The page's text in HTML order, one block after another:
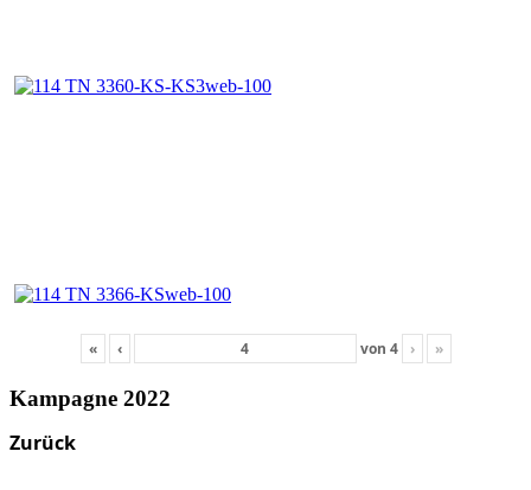
« ‹ von 4 › »
Kampagne 2022
Zurück